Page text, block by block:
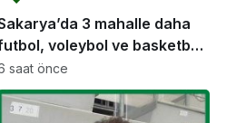
3 mahalle daha
voleybol ve basketbol
kavuşuyor
saat önce